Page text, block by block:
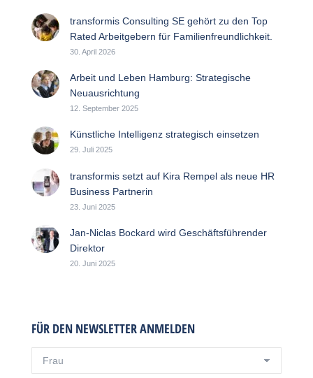
transformis Consulting SE gehört zu den Top
Rated Arbeitgebern für Familienfreundlichkeit.
30. April 2026
Arbeit und Leben Hamburg: Strategische
Neuausrichtung
12. September 2025
Künstliche Intelligenz strategisch einsetzen
29. Juli 2025
transformis setzt auf Kira Rempel als neue HR
Business Partnerin
23. Juni 2025
Jan-Niclas Bockard wird Geschäftsführender
Direktor
20. Juni 2025
FÜR DEN NEWSLETTER ANMELDEN